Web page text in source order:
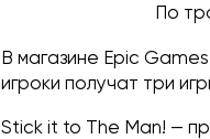
По
В магазине Epic
игроки получат три
Stick it to The Man! —